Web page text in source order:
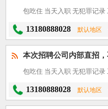
13180888028 默认地区
13180888028 默认地区